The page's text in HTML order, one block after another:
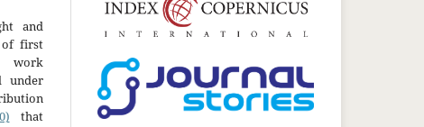
and
of first
work
under
that